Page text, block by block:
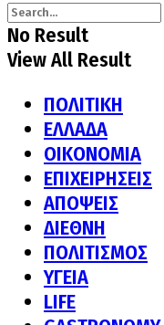
No Result
View All Result
ΠΟΛΙΤΙΚΗ
ΕΛΛΑΔΑ
ΟΙΚΟΝΟΜΙΑ
ΕΠΙΧΕΙΡΗΣΕΙΣ
ΑΠΟΨΕΙΣ
ΔΙΕΘΝΗ
ΠΟΛΙΤΙΣΜΟΣ
ΥΓΕΙΑ
LIFE